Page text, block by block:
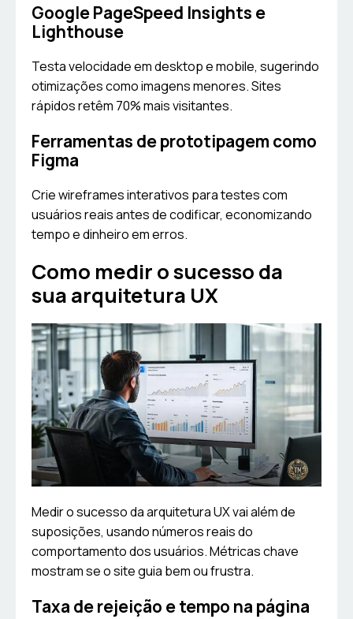
Google PageSpeed Insights e
Lighthouse
Testa velocidade em desktop e mobile, sugerindo
otimizações como imagens menores. Sites
rápidos retêm 70% mais visitantes.
Ferramentas de prototipagem como
Figma
Crie wireframes interativos para testes com
usuários reais antes de codificar, economizando
tempo e dinheiro em erros.
Como medir o sucesso da
sua arquitetura UX
Medir o sucesso da arquitetura UX vai além de
suposições, usando números reais do
comportamento dos usuários. Métricas chave
mostram se o site guia bem ou frustra.
Taxa de rejeição e tempo na página